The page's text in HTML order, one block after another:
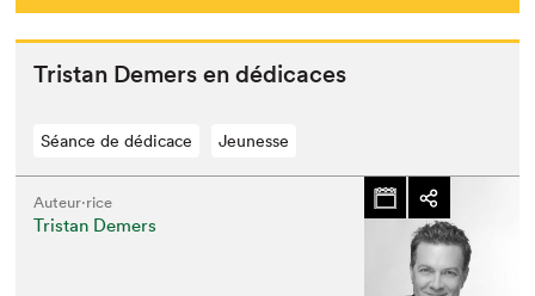
Tris­tan Demers en dédicaces
Séance de dédicace Jeunesse
Auteur·rice
Tristan Demers